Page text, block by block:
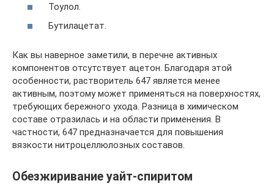
Тоулол.
Бутилацетат.
Как вы наверное заметили, в перечне активных
компонентов отсутствует ацетон. Благодаря этой
особенности, растворитель 647 является менее
активным, поэтому может применяться на поверхностях,
требующих бережного ухода. Разница в химическом
составе отразилась и на области применения. В
частности, 647 предназначается для повышения
вязкости нитроцеллюлозных составов.
Обезжиривание уайт-спиритом